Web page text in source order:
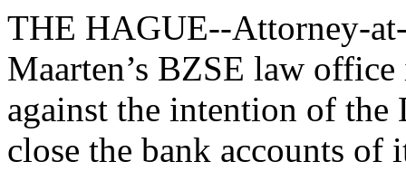
THE HAGUE--Attorney-
Maarten’s BZSE law
against the intention of
close the bank accounts of